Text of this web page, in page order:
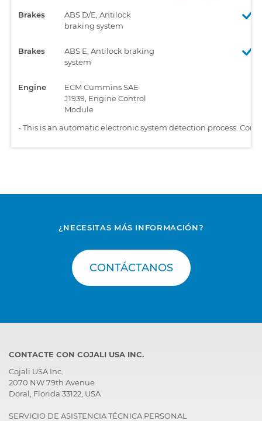
Brakes
ABS D/E, Antilock
braking system
Brakes
ABS E, Antilock braking
system
Engine
ECM Cummins SAE
J1939, Engine Control
Module
-This is an automatic electronic system detection process.
¿NECESITAS MÁS INFORMACIÓN?
CONTÁCTANOS
CONTACTE CON COJALI USA INC.
Cojali USA Inc.
2070 NW 79th Avenue
Doral, Florida 33122, USA
SERVICIO DE ASISTENCIA TÉCNICA PERSONAL